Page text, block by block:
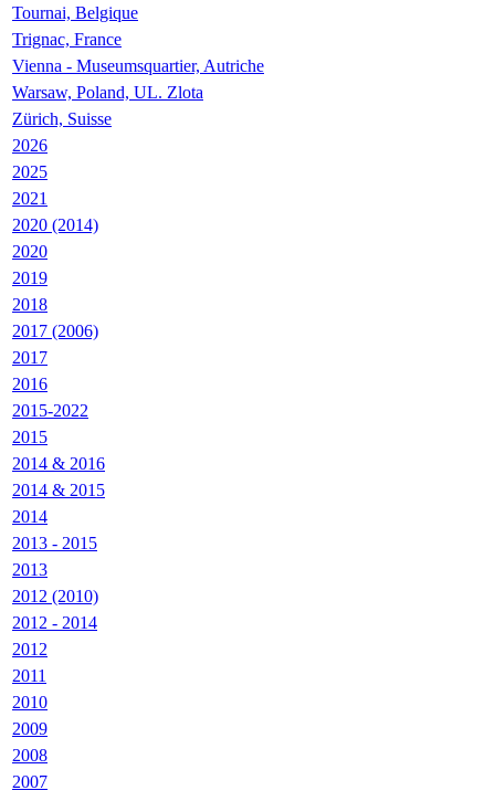
Tournai, Belgique
Trignac, France
Vienna - Museumsquartier, Autriche
Warsaw, Poland, UL. Zlota
Zürich, Suisse
2026
2025
2021
2020 (2014)
2020
2019
2018
2017 (2006)
2017
2016
2015-2022
2015
2014 & 2016
2014 & 2015
2014
2013 - 2015
2013
2012 (2010)
2012 - 2014
2012
2011
2010
2009
2008
2007